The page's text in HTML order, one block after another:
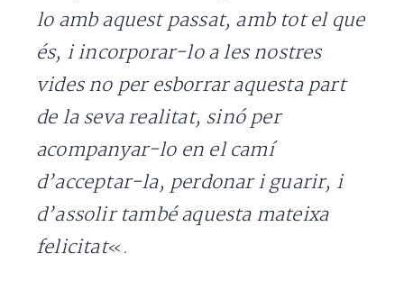
lo amb aquest passat, amb tot el que
és, i incorporar-lo a les nostres
vides no per esborrar aquesta part
de la seva realitat, sinó per
acompanyar-lo en el camí
d’acceptar-la, perdonar i guarir, i
d’assolir també aquesta mateixa
felicitat«.